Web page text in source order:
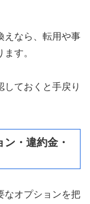
えなら、転用や事
す。
ておくと手戻り
・違約金・
なオプションを把